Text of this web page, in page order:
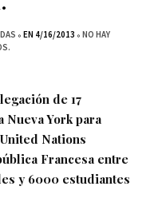
EN 4/16/2013
NO HAY
de 17
Nueva York para
Nations
Francesa entre
y 6000 estudiantes